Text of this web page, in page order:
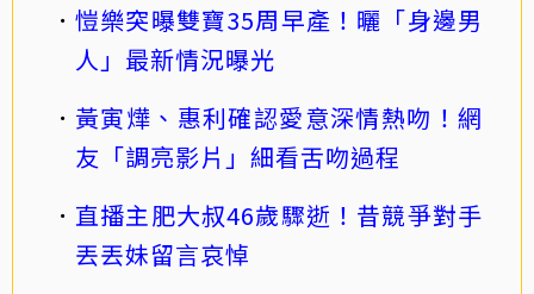
愷樂突曝雙寶35周早產！曬「身邊男
人」最新情況曝光
黃寅燁、惠利確認愛意深情熱吻！網
友「調亮影片」細看舌吻過程
直播主肥大叔46歲驟逝！昔競爭對手
丟丟妹留言哀悼